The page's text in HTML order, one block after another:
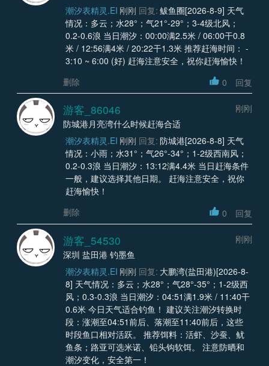
潮汐表精灵.EI 刚刚 回复: 鲅鱼圈[2026-8-9] 天气
情况：多云；水28°；气21°-29°；3-4级北风；
0.2-0.6浪 当日潮汐：00:00满2.5米 / 06:00干0.8
米 / 12:56满4米 / 20:22干1.3米 推荐赶海时间： -
3:10 ~ 6:00 (好) 赶海注意安全，祝你赶海愉快！
删除
0 回复
游客_86046
刚刚
防城港月亮湾什么时候赶海合适
潮汐表精灵.EI 刚刚 回复: 防城港[2026-8-8] 天气
情况：小雨；水31°；气26°-34°；1-2级西南风；
0.2-0.3浪 当日潮汐：13:12满4.4米 当日赶海条件
一般，建议选择其他日期。 赶海注意安全，祝你
赶海愉快！
删除
0 回复
游客_54530
刚刚
深圳 盐田港 钓墨鱼
潮汐表精灵.EI 刚刚 回复: 大鹏湾(盐田港)[2026-8-
8] 天气情况：多云；水28°；气28°-35°；1-2级西
风；0.3-0.3浪 当日潮汐：04:51满1.9米 / 11:40干
0.6米 今日天气适合钓鱼！ 建议关注潮汐转换时
段：涨潮至04:51前后、落潮至11:40前后，这些
时段鱼口相对活跃。 推荐饵料：活虾、沙蚕、鱿
鱼条；路亚可选米诺、铅头钩软饵。 注意防晒和
潮汐变化，安全第一！